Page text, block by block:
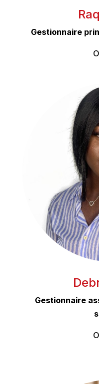
Gestionnaire
Gestionnaire